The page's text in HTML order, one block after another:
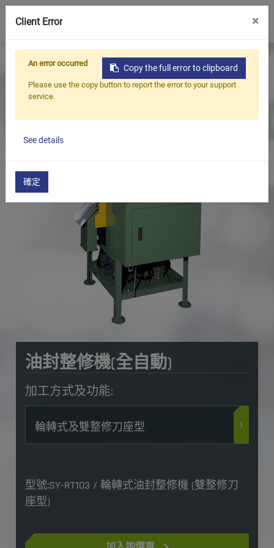
首頁 產品
油封,軸封整修機系列
油封修邊機(全自動)
油封整修機(全自動)
油封整修機(全自動)
型號:SY-RT103 / 輪轉式油封整修機 (雙整修刀
座型)
加工方式及功能:
輪轉式及雙整修刀座型
Client Error ×
Copy the full error to clipboard
An error occurred
Please use the copy button to report the error to your support
service.
See details
確定